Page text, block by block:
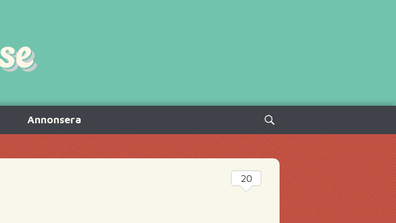
Annonsera
Sök
efter:
20